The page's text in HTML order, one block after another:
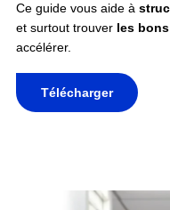
Ce guide vous aide à
et surtout trouver les
accélérer.
Télécharger